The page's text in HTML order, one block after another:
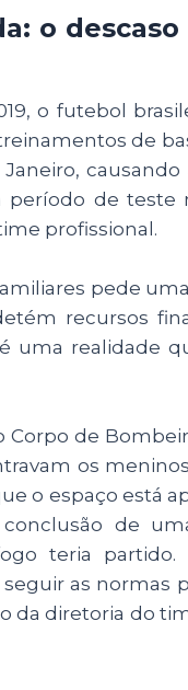
o
o futebol
de
Janeiro,
período de teste
profissional.
pede
recursos
uma realidade
de
os
o espaço está
de
teria partido.
as normas
da diretoria do